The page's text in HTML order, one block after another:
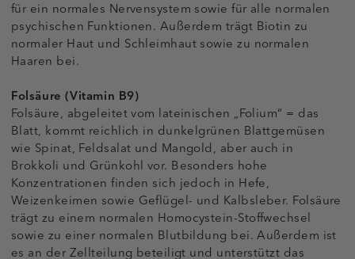
für ein normales Nervensystem sowie für alle normalen
psychischen Funktionen. Außerdem trägt Biotin zu
normaler Haut und Schleimhaut sowie zu normalen
Haaren bei.
Folsäure (Vitamin B9)
Folsäure, abgeleitet vom lateinischen „Folium“ = das
Blatt, kommt reichlich in dunkelgrünen Blattgemüsen
wie Spinat, Feldsalat und Mangold, aber auch in
Brokkoli und Grünkohl vor. Besonders hohe
Konzentrationen finden sich jedoch in Hefe,
Weizenkeimen sowie Geflügel- und Kalbsleber. Folsäure
trägt zu einem normalen Homocystein-Stoffwechsel
sowie zu einer normalen Blutbildung bei. Außerdem ist
es an der Zellteilung beteiligt und unterstützt das